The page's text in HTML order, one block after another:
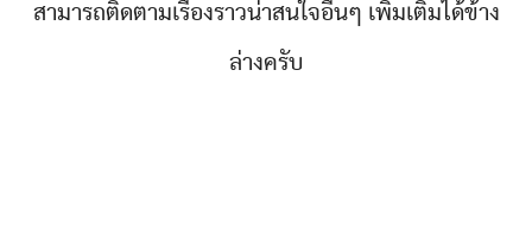
สามารถติดตามเรื่องราวน่าสนใจอื่นๆ เพิ่มเติมได้ข้าง
ล่างครับ